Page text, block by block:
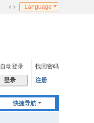
切
Language
自动登录
找回密码
登录 注册
快捷导航